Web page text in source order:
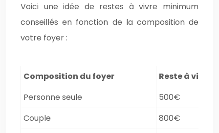
Voici une idée de restes à vivre minimum
conseillés en fonction de la composition de
votre foyer :
Composition du foyer
Reste à vivre
Personne seule
500€
Couple
800€